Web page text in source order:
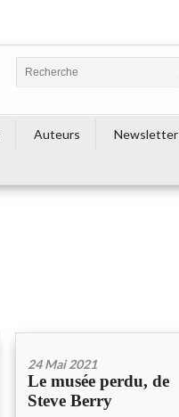
Auteurs
Newsletter
24 Mai 2021
Le musée perdu, de
Steve Berry